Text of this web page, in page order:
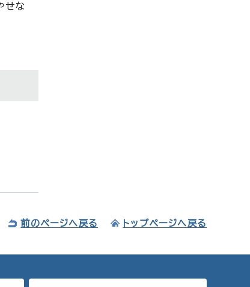
せな
前のページへ戻る トップページへ戻る